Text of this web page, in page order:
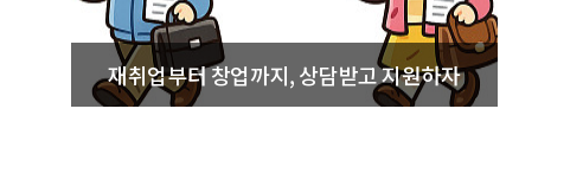
재취업부터 창업까지, 상담받고 지원하자